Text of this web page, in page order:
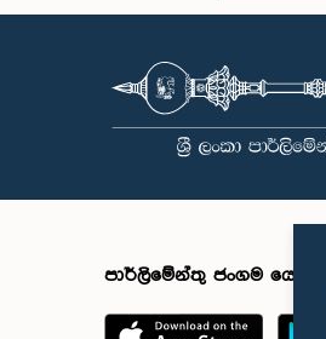
පාර්ලිමේන්තු ජංගම යෙදුම